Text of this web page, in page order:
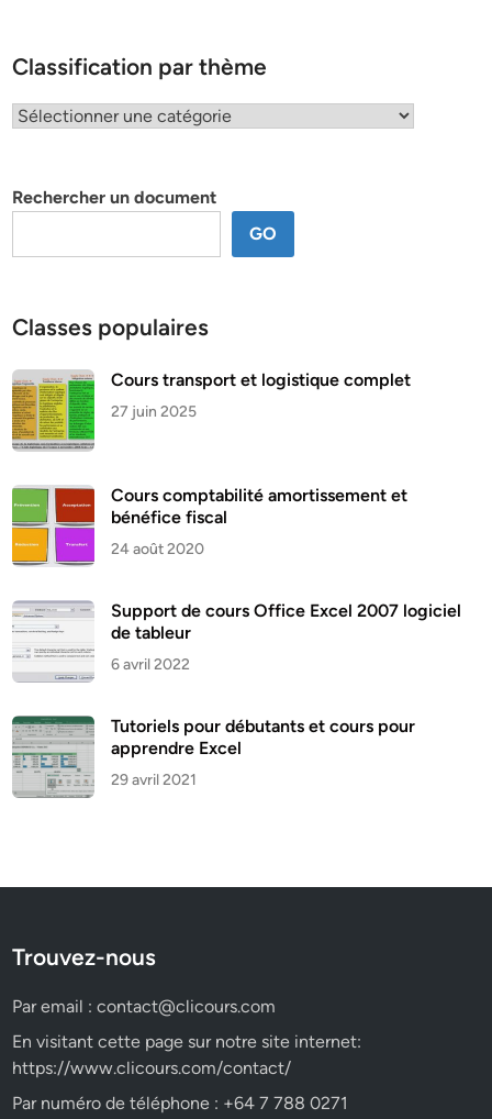
Classification par thème
Classification
Rechercher un document
GO
Classes populaires
Cours transport et logistique complet
27 juin 2025
Cours comptabilité amortissement et
bénéfice fiscal
24 août 2020
Support de cours Office Excel 2007 logiciel
de tableur
6 avril 2022
Tutoriels pour débutants et cours pour
apprendre Excel
29 avril 2021
Trouvez-nous
Par email :contact@clicours.com
En visitant cette page sur notre site internet:
https://www.clicours.com/contact/
Par numéro de téléphone : +64 7 788 0271